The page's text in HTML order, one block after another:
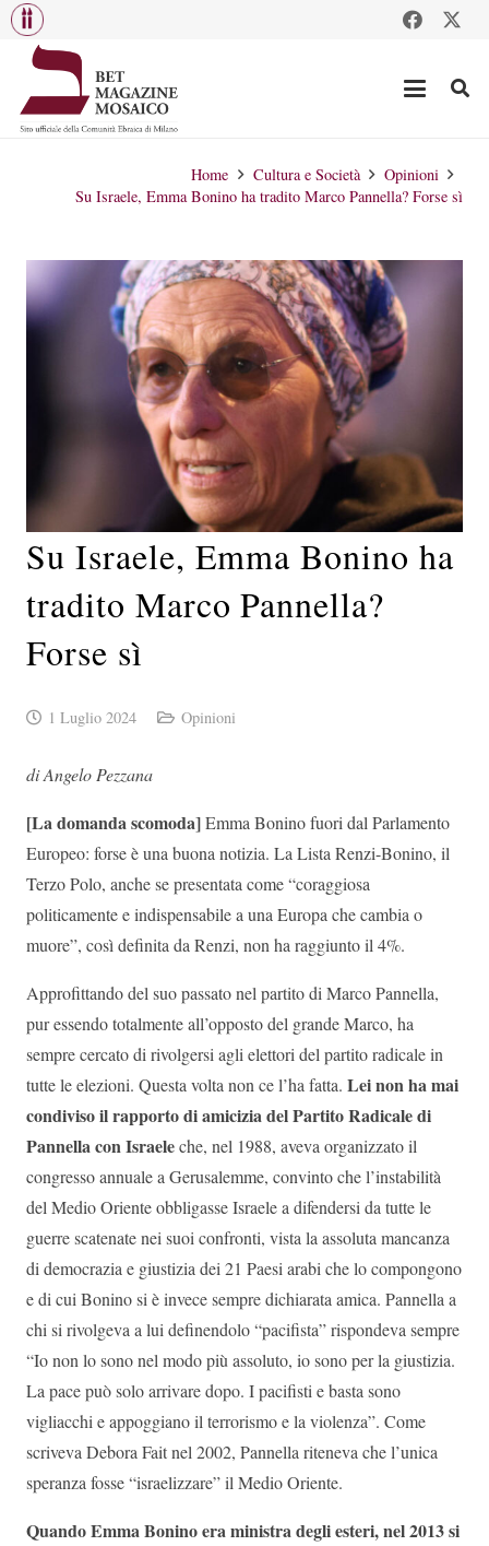
Home Cultura e Società
Opinioni
Su Israele, Emma Bonino ha tradito Marco Pannella? Forse sì
Su Israele, Emma Bonino ha
tradito Marco Pannella?
Forse sì
1 Luglio 2024 Opinioni
di Angelo Pezzana
[La domanda scomoda]Emma Bonino fuori dal Parlamento
Europeo: forse è una buona notizia. La Lista Renzi-Bonino, il
Terzo Polo, anche se presentata come “coraggiosa
politicamente e indispensabile a una Europa che cambia o
muore”, così definita da Renzi, non ha raggiunto il 4%.
Approfittando del suo passato nel partito di Marco Pannella,
pur essendo totalmente all’opposto del grande Marco, ha
sempre cercato di rivolgersi agli elettori del partito radicale in
tutte le elezioni. Questa volta non ce l’ha fatta. Lei non ha mai
condiviso il rapporto di amicizia del Partito Radicale di
Pannella con Israeleche, nel 1988, aveva organizzato il
congresso annuale a Gerusalemme, convinto che l’instabilità
del Medio Oriente obbligasse Israele a difendersi da tutte le
guerre scatenate nei suoi confronti, vista la assoluta mancanza
di democrazia e giustizia dei 21 Paesi arabi che lo compongono
e di cui Bonino si è invece sempre dichiarata amica. Pannella a
chi si rivolgeva a lui definendolo “pacifista” rispondeva sempre
“Io non lo sono nel modo più assoluto, io sono per la giustizia.
La pace può solo arrivare dopo. I pacifisti e basta sono
vigliacchi e appoggiano il terrorismo e la violenza”. Come
scriveva Debora Fait nel 2002, Pannella riteneva che l’unica
speranza fosse “israelizzare” il Medio Oriente.
Quando Emma Bonino era ministra degli esteri, nel 2013 si